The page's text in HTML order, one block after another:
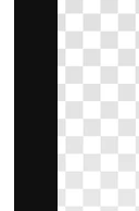
Kuvakkeet
3D mallit
Fontit